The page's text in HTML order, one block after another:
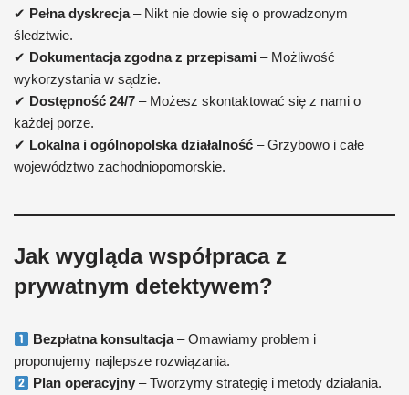
✔ Pełna dyskrecja– Nikt nie dowie się o prowadzonym
śledztwie.
✔ Dokumentacja zgodna z przepisami – Możliwość
wykorzystania w sądzie.
✔ Dostępność 24/7 – Możesz skontaktować się z nami o
każdej porze.
✔ Lokalna i ogólnopolska działalność – Grzybowo i całe
województwo zachodniopomorskie.
Jak wygląda współpraca z
prywatnym detektywem?
Bezpłatna konsultacja– Omawiamy problem i
proponujemy najlepsze rozwiązania.
Plan operacyjny – Tworzymy strategię i metody działania.